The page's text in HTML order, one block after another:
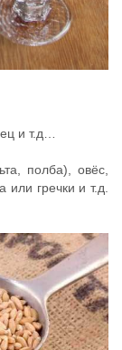
и т.д…
полба), овёс,
гречки и т.д.